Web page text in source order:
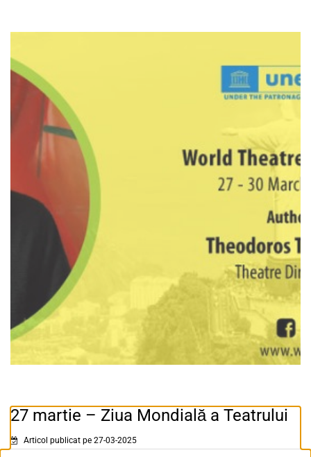
27 martie – Ziua Mondială a Teatrului
Articol publicat pe 27-03-2025